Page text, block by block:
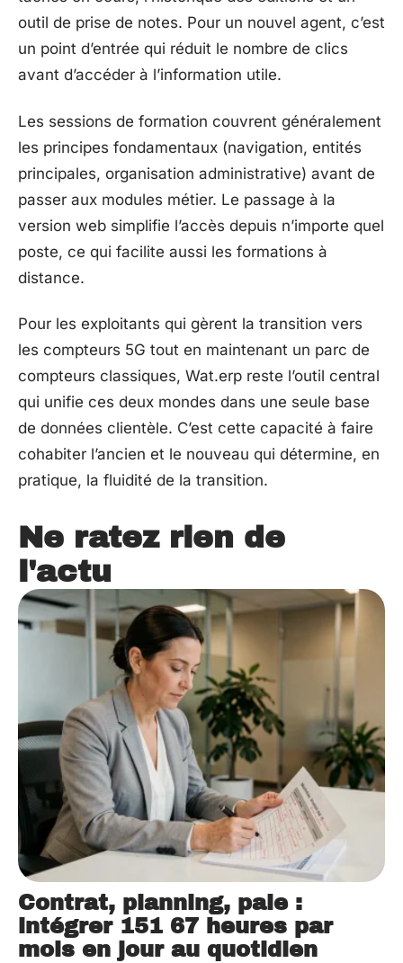
outil de prise de notes. Pour un nouvel agent, c’est
un point d’entrée qui réduit le nombre de clics
avant d’accéder à l’information utile.
Les sessions de formation couvrent généralement
les principes fondamentaux (navigation, entités
principales, organisation administrative) avant de
passer aux modules métier. Le passage à la
version web simplifie l’accès depuis n’importe quel
poste, ce qui facilite aussi les formations à
distance.
Pour les exploitants qui gèrent la transition vers
les compteurs 5G tout en maintenant un parc de
compteurs classiques, Wat.erp reste l’outil central
qui unifie ces deux mondes dans une seule base
de données clientèle. C’est cette capacité à faire
cohabiter l’ancien et le nouveau qui détermine, en
pratique, la fluidité de la transition.
Ne ratez rien de
l'actu
Contrat, planning, paie :
intégrer 151 67 heures par
mois en jour au quotidien